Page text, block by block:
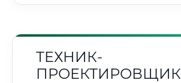
ТЕХНИК-
ПРОЕКТИРОВЩИК